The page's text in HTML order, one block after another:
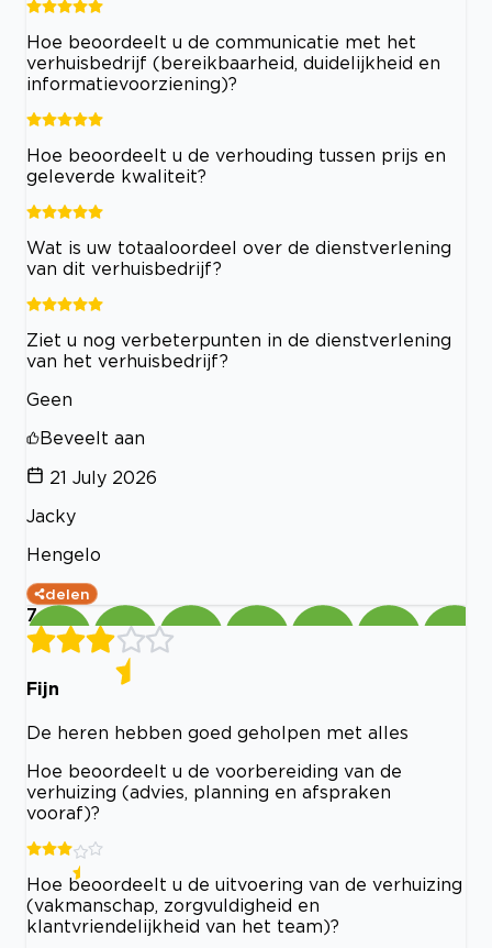
Hoe beoordeelt u de communicatie met het
verhuisbedrijf (bereikbaarheid, duidelijkheid en
informatievoorziening)?
Hoe beoordeelt u de verhouding tussen prijs en
geleverde kwaliteit?
Wat is uw totaaloordeel over de dienstverlening
van dit verhuisbedrijf?
Ziet u nog verbeterpunten in de dienstverlening
van het verhuisbedrijf?
Geen
Beveelt aan
21 July 2026
Jacky
Hengelo
delen
7
Fijn
De heren hebben goed geholpen met alles
Hoe beoordeelt u de voorbereiding van de
verhuizing (advies, planning en afspraken
vooraf)?
Hoe beoordeelt u de uitvoering van de verhuizing
(vakmanschap, zorgvuldigheid en
klantvriendelijkheid van het team)?